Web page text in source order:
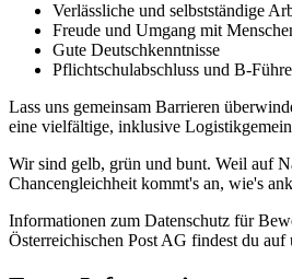
Verlässliche und selbstständige
Freude und Umgang mit
Gute Deutschkenntnisse
Pflichtschulabschluss und B-
Lass uns gemeinsam Barrieren
eine vielfältige, inklusive
Wir sind gelb, grün und bunt. Weil auf
Chancengleichheit kommt's an, wie's
Informationen zum Datenschutz für
Österreichischen Post AG findest du auf